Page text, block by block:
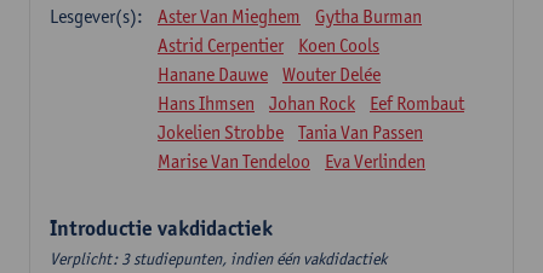
Lesgever(s):
Aster Van Mieghem
Gytha Burman
Astrid Cerpentier
Koen Cools
Hanane Dauwe
Wouter Delée
Hans Ihmsen
Johan Rock
Eef Rombaut
Jokelien Strobbe
Tania Van Passen
Marise Van Tendeloo
Eva Verlinden
Introductie vakdidactiek
Verplicht: 3 studiepunten, indien één vakdidactiek